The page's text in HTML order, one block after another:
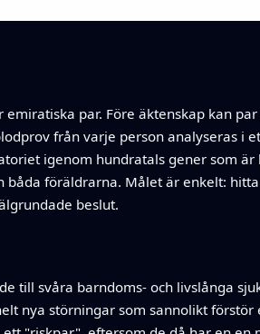
par. Före äktenskap kan
från varje person analyseras i
igenom hundratals gener som är
föräldrarna. Målet är enkelt:
beslut.
till svåra barndoms- och livslånga
nya störningar som sannolikt förstör